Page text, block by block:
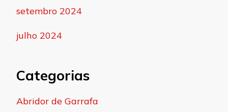
setembro 2024
julho 2024
Categorias
Abridor de Garrafa